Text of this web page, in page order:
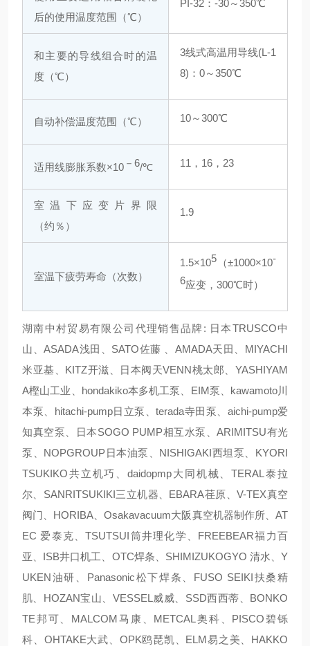
后的使用温度范围（℃）
PI-32：-30～350℃
和主要的导线组合时的温
度（℃）
3线式高温用导线(L-1
8)：0～350℃
自动补偿温度范围（℃） 10～300℃
适用线膨胀系数×10 －6/℃ 11，16，23
室温下应变片界限
（约％）
1.9
室温下疲劳寿命（次数）
1.5×105 （±1000×10-
6应变，300℃时）
湖南中村贸易有限公司代理销售品牌: 日本TRUSCO中
山、ASADA浅田、SATO佐藤 、AMADA天田、MIYACHI
米亚基、KITZ开滋、日本阀天VENN桃太郎、YASHIYAM
A樫山工业、hondakiko本多机工泵、EIM泵、kawamoto川
本泵、hitachi-pump日立泵、terada寺田泵、aichi-pump爱
知真空泵、日本SOGO PUMP相互水泵、ARIMITSU有光
泵、NOPGROUP日本油泵、NISHIGAKI西坦泵、KYORI
TSUKIKO共立机巧、daidopmp大同机械、TERAL泰拉
尔、SANRITSUKIKI三立机器、EBARA荏原、V-TEX真空
阀门、HORIBA、Osakavacuum大阪真空机器制作所、AT
EC 爱泰克、TSUTSUI筒井理化学、FREEBEAR福力百
亚、ISB井口机工、OTC焊条、SHIMIZUKOGYO 清水、Y
UKEN油研、Panasonic松下焊条、FUSO SEIKI扶桑精
肌、HOZAN宝山、VESSEL威威、SSD西西蒂、BONKO
TE邦可、MALCOM马康、METCAL奥科、PISCO碧铄
科、OHTAKE大武、OPK鸥琵凯、ELM易之美、HAKKO